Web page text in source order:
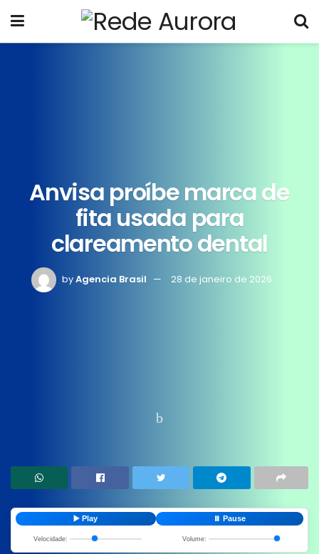
Anvisa proíbe marca de
fita usada para
clareamento dental
byAgencia Brasil 28 de janeiro de 2026
▶️ Play ⏸️ Pause
Velocidade: Volume: